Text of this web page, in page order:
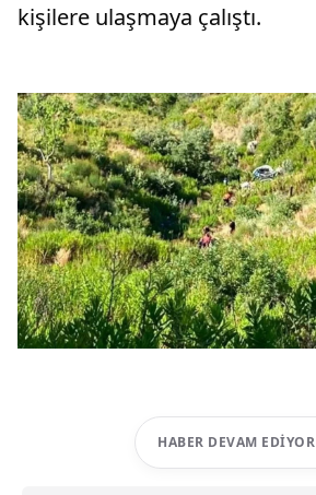
kişilere ulaşmaya çalıştı.
HABER DEVAM EDIYOR